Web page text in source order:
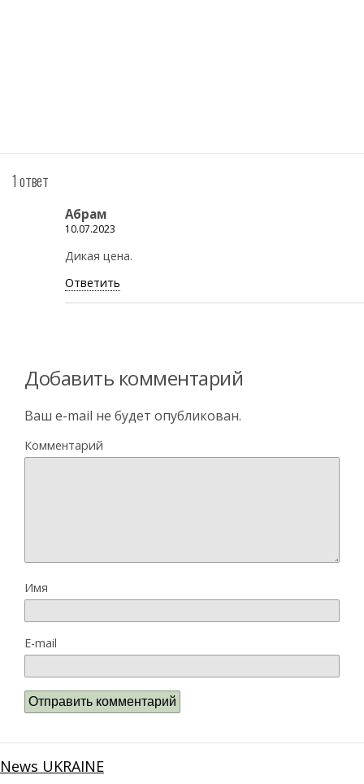
1 ответ
Абрам
10.07.2023
Дикая цена.
Ответить
Добавить комментарий
Ваш e-mail не будет опубликован.
Комментарий
Имя
E-mail
News UKRAINE